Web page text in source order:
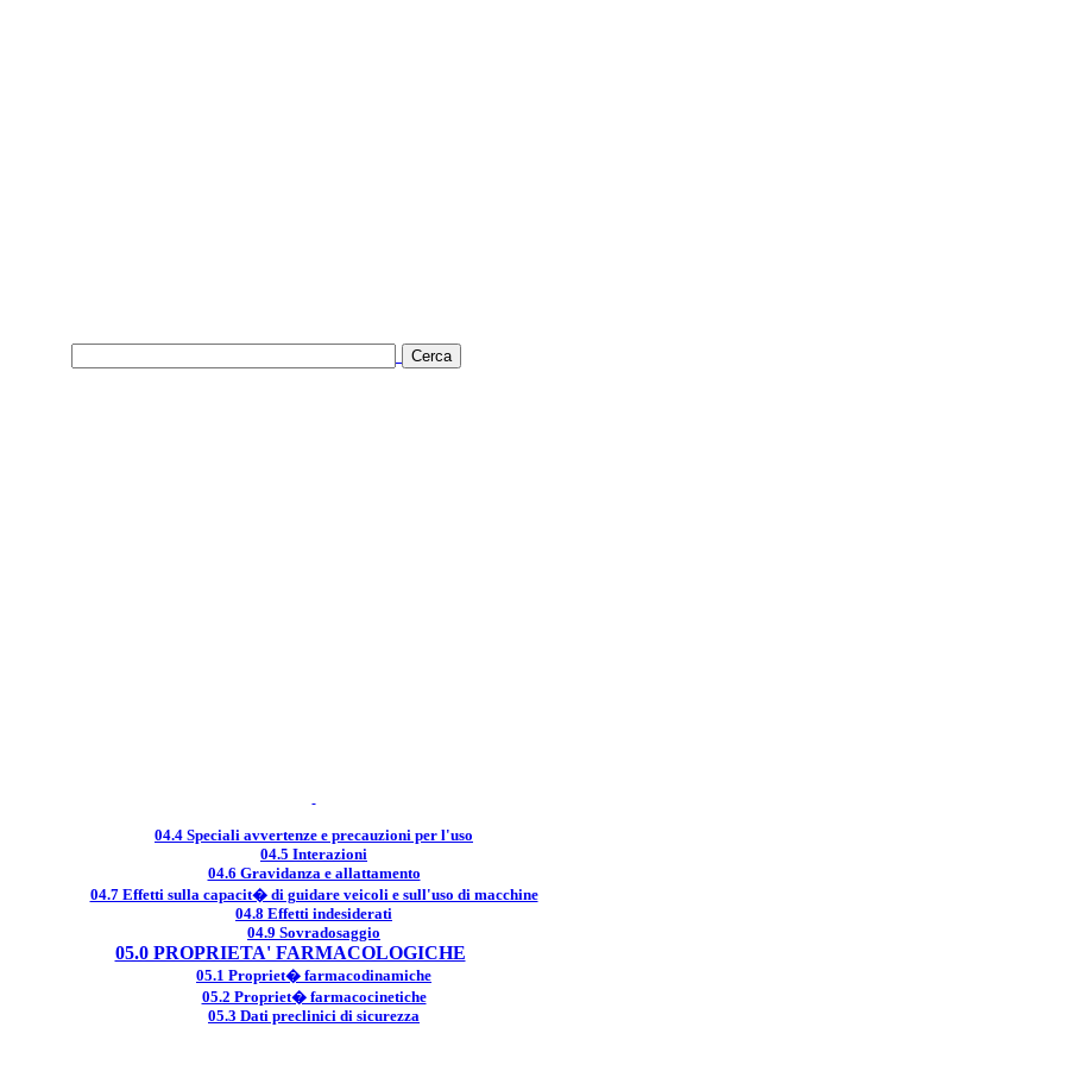
04.4 Speciali avvertenze e precauzioni per l'uso
04.5 Interazioni
04.6 Gravidanza e allattamento
04.7 Effetti sulla capacit� di guidare veicoli e sull'uso di macchine
04.8 Effetti indesiderati
04.9 Sovradosaggio
05.0 PROPRIETA' FARMACOLOGICHE
05.1 Propriet� farmacodinamiche
05.2 Propriet� farmacocinetiche
05.3 Dati preclinici di sicurezza